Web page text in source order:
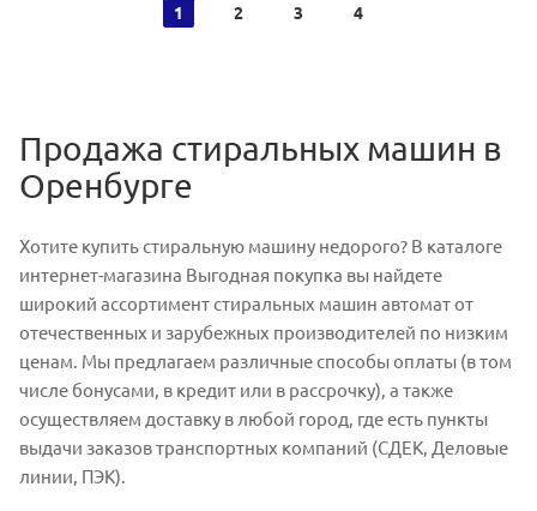
1 2 3 4
Продажа стиральных машин в
Оренбурге
Хотите купить стиральную машину недорого? В каталоге
интернет-магазина Выгодная покупка вы найдете
широкий ассортимент стиральных машин автомат от
отечественных и зарубежных производителей по низким
ценам. Мы предлагаем различные способы оплаты (в том
числе бонусами, в кредит или в рассрочку), а также
осуществляем доставку в любой город, где есть пункты
выдачи заказов транспортных компаний (СДЕК, Деловые
линии, ПЭК).